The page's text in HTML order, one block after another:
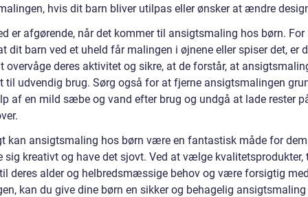
hvis dit barn bliver utilpas eller ønsker at ændre
er afgørende, når det kommer til ansigtsmaling hos børn. For
dit barn ved et uheld får malingen i øjnene eller spiser det, er
overvåge deres aktivitet og sikre, at de forstår, at
til udvendig brug. Sørg også for at fjerne ansigtsmalingen
af en mild sæbe og vand efter brug og undgå at lade rester
kan ansigtsmaling hos børn være en fantastisk måde for
sig kreativt og have det sjovt. Ved at vælge kvalitetsprodukter,
deres alder og helbredsmæssige behov og være forsigtig
kan du give dine børn en sikker og behagelig ansigtsmaling